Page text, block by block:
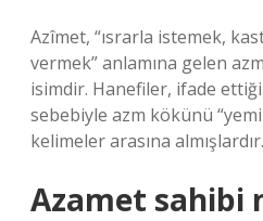
Azîmet, “ısrarla istemek,
vermek” anlamına gelen
isimdir. Hanefiler, ifade
sebebiyle azm kökünü
kelimeler arasına almışlardır.
Azamet sahibi